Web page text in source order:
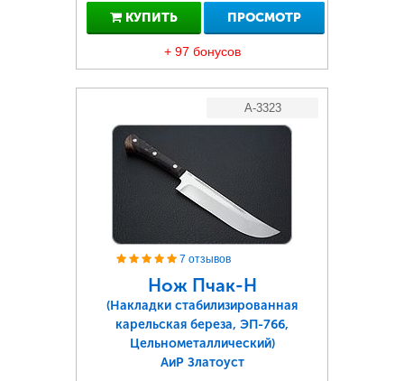
КУПИТЬ ПРОСМОТР
+ 97 бонусов
A-3323
7 отзывов
Нож Пчак-Н
(Накладки стабилизированная
карельская береза, ЭП-766,
Цельнометаллический)
АиР Златоуст